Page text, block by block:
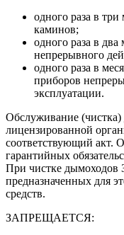
одного раза в
каминов;
одного раза в
непрерывного
одного раза в
приборов
эксплуатации.
Обслуживание (чистка)
лицензированной
соответствующий акт.
гарантийных
При чистке
предназначенных для
средств.
ЗАПРЕЩАЕТСЯ: